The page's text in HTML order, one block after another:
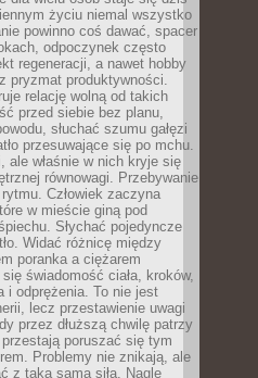
życiu niemal wszystko
powinno coś dawać, spacer
odpoczynek często
regeneracji, a nawet hobby
pryzmat produktywności.
relację wolną od takich
przed siebie bez planu,
słuchać szumu gałęzi
przesuwające się po mchu.
ale właśnie w nich kryje się
równowagi. Przebywanie
Człowiek zaczyna
w mieście giną pod
Słychać pojedyncze
Widać różnicę między
poranka a ciężarem
się świadomość ciała, kroków,
i odprężenia. To nie jest
lecz przestawienie uwagi
przez dłuższą chwilę patrzy
poruszać się tym
Problemy nie znikają, ale
z taką samą siłą. Nagle